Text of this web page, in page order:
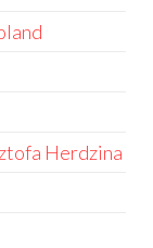
Herdzina